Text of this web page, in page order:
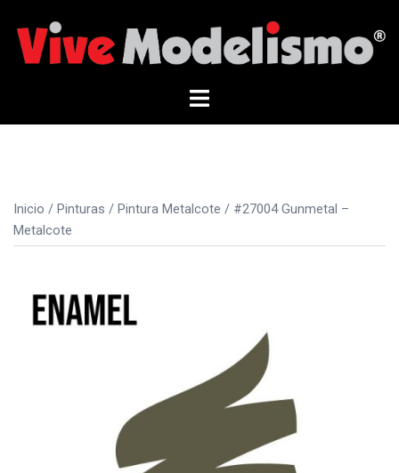
contenido
Alternar
Inicio / Pinturas / Pintura Metalcote / #27004 Gunmetal –
Metalcote